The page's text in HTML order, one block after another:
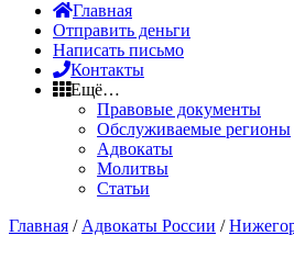
Главная
Отправить деньги
Написать письмо
Контакты
Ещё…
Правовые документы
Обслуживаемые регионы
Адвокаты
Молитвы
Статьи
Главная / Адвокаты России /